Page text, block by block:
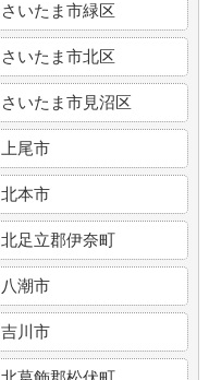
さいたま市緑区
さいたま市北区
さいたま市見沼区
上尾市
北本市
北足立郡伊奈町
八潮市
吉川市